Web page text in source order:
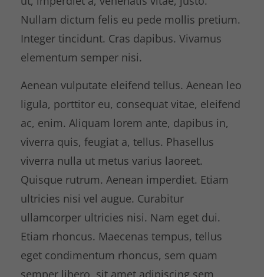
Nullam dictum felis eu pede mollis pretium.
Integer tincidunt. Cras dapibus. Vivamus
elementum semper nisi.
Aenean vulputate eleifend tellus. Aenean leo
ligula, porttitor eu, consequat vitae, eleifend
ac, enim. Aliquam lorem ante, dapibus in,
viverra quis, feugiat a, tellus. Phasellus
viverra nulla ut metus varius laoreet.
Quisque rutrum. Aenean imperdiet. Etiam
ultricies nisi vel augue. Curabitur
ullamcorper ultricies nisi. Nam eget dui.
Etiam rhoncus. Maecenas tempus, tellus
eget condimentum rhoncus, sem quam